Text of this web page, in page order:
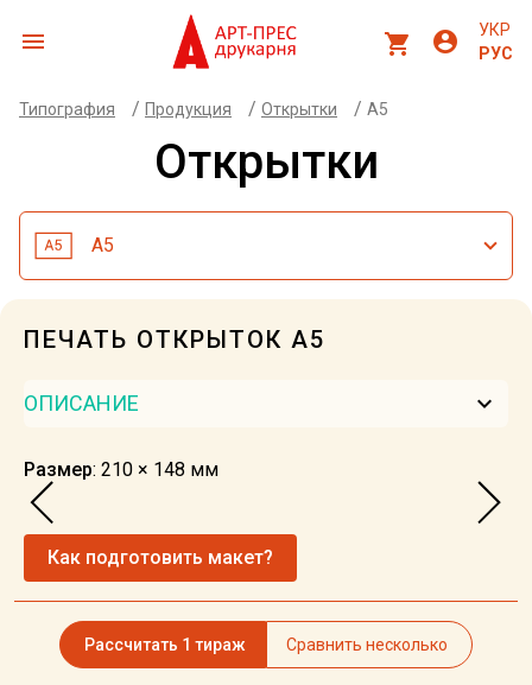
menu shopping_cart account_circle
УКР
РУС
Типография / Продукция / Открытки / А5
Открытки
А5
ПЕЧАТЬ ОТКРЫТОК А5
ОПИСАНИЕ keyboard_arrow_down
Размер: 210 × 148 мм
Как подготовить макет?
Рассчитать 1 тираж Сравнить несколько